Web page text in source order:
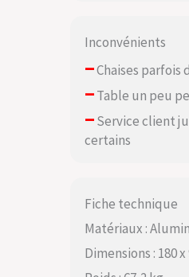
Inconvénients
–Chaises parfois
–Table un peu
–Service client
certains
Fiche technique
Matériaux :
Dimensions : 180 x